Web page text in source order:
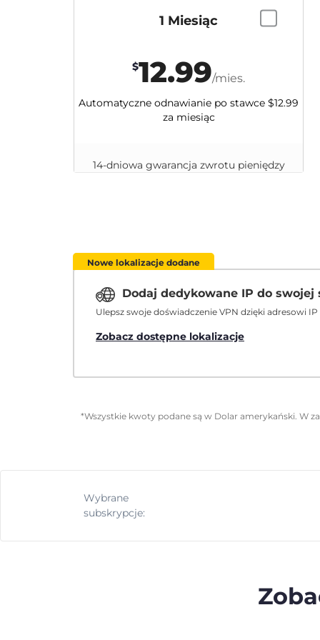
1 Miesiąc
$12.99/mies.
Automatyczne odnawianie po stawce $12.99
za miesiąc
14-dniowa gwarancja zwrotu pieniędzy
Nowe lokalizacje dodane
Dodaj dedykowane IP do swojej
Ulepsz swoje doświadczenie VPN dzięki adresowi
Zobacz dostępne lokalizacje
*Wszystkie kwoty podane są w Dolar amerykański. W
Wybrane
subskrypcje: